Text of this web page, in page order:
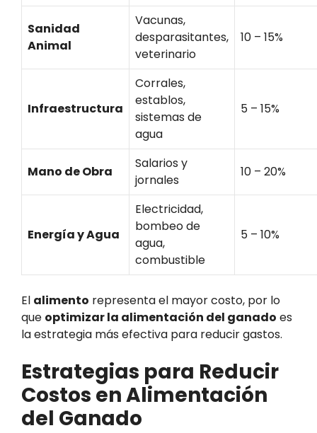
Sanidad
Animal
Vacunas,
desparasitantes,
veterinario
10 – 15%
Infraestructura
Corrales,
establos,
sistemas de
agua
5 – 15%
Mano de Obra
Salarios y
jornales
10 – 20%
Energía y Agua
Electricidad,
bombeo de
agua,
combustible
5 – 10%
El alimento representa el mayor costo, por lo
que optimizar la alimentación del ganado es
la estrategia más efectiva para reducir gastos.
Estrategias para Reducir
Costos en Alimentación
del Ganado